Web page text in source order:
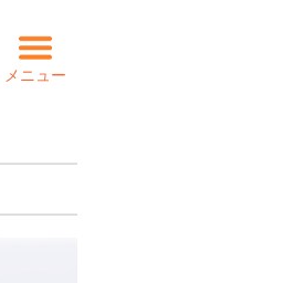
メニュー